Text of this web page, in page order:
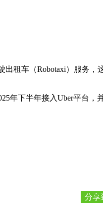
租车（Robotaxi）服务，
年下半年接入Uber平台，
分享